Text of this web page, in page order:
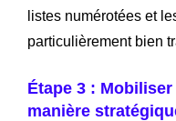
listes numérotées et
particulièrement bien
Étape 3 :
manière